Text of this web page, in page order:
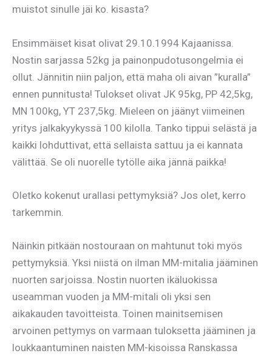
muistot sinulle jäi ko. kisasta?
Ensimmäiset kisat olivat 29.10.1994 Kajaanissa.
Nostin sarjassa 52kg ja painonpudotusongelmia ei
ollut. Jännitin niin paljon, että maha oli aivan ”kuralla”
ennen punnitusta! Tulokset olivat JK 95kg, PP 42,5kg,
MN 100kg, YT 237,5kg. Mieleen on jäänyt viimeinen
yritys jalkakyykyssä 100 kilolla. Tanko tippui selästä ja
kaikki lohduttivat, että sellaista sattuu ja ei kannata
välittää. Se oli nuorelle tytölle aika jännä paikka!
Oletko kokenut urallasi pettymyksiä? Jos olet, kerro
tarkemmin.
Näinkin pitkään nostouraan on mahtunut toki myös
pettymyksiä. Yksi niistä on ilman MM-mitalia jääminen
nuorten sarjoissa. Nostin nuorten ikäluokissa
useamman vuoden ja MM-mitali oli yksi sen
aikakauden tavoitteista. Toinen mainitsemisen
arvoinen pettymys on varmaan tuloksetta jääminen ja
loukkaantuminen naisten MM-kisoissa Ranskassa